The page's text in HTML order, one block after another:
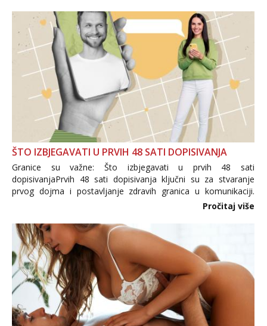
ŠTO IZBJEGAVATI U PRVIH 48 SATI DOPISIVANJA
Granice su važne: Što izbjegavati u prvih 48 sati
dopisivanjaPrvih 48 sati dopisivanja ključni su za stvaranje
prvog dojma i postavljanje zdravih granica u komunikaciji.
Važno je izbjeći prebrzo otkrivanje osobnih ili intimnih
informacija, jer nepoznata osoba još nije zaslužila to
povjerenje. Takođe...
Pročitaj više